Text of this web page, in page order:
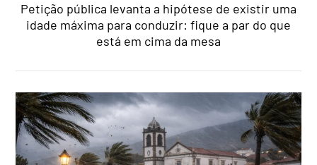
Petição pública levanta a hipótese de existir uma
idade máxima para conduzir: fique a par do que
está em cima da mesa